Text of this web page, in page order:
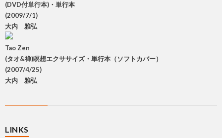
(DVD付単行本)・単行本
(2009/7/1)
大内 雅弘
Tao Zen
(タオ&禅)瞑想エクササイズ・単行本（ソフトカバー）
(2007/4/25)
大内 雅弘
LINKS